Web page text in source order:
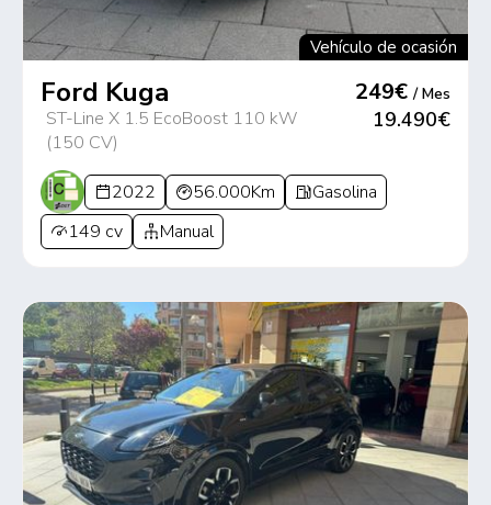
Vehículo de ocasión
Ford Kuga
ST-Line X 1.5 EcoBoost 110 kW
(150 CV)
249€/ Mes
19.490€
2022 56.000Km
Gasolina
149 cv
Manual